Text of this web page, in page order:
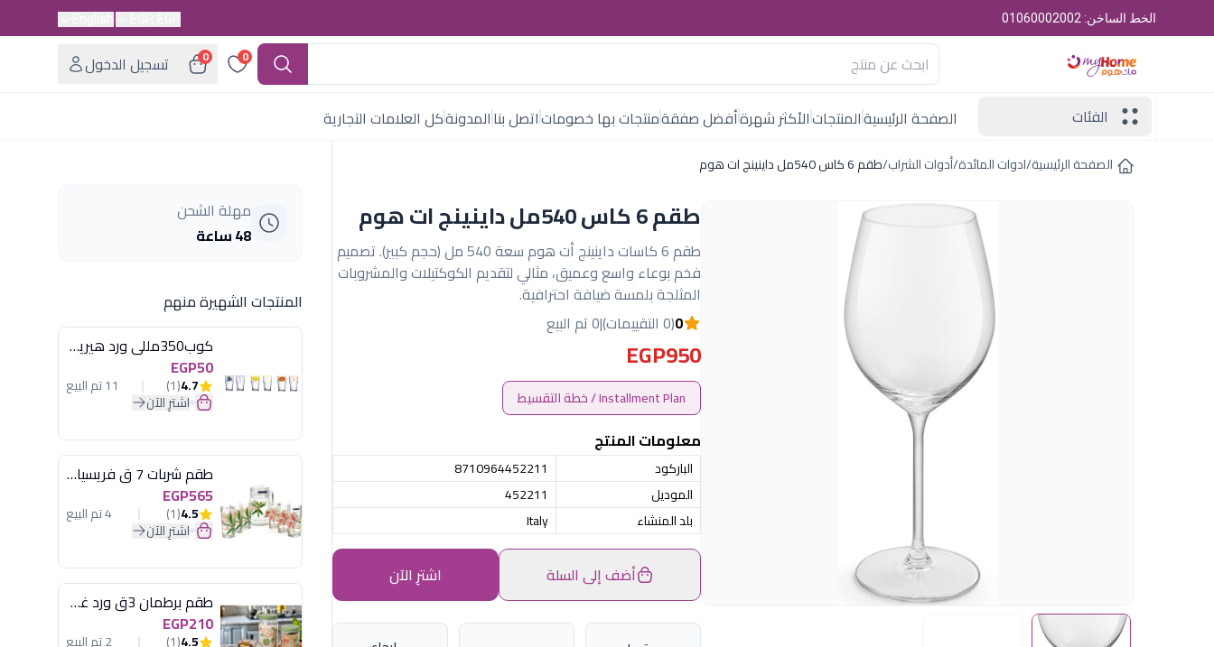
الخط الساخن: 01060002002
0
0
تسجيل الدخول
الفئات
الصفحة الرئيسيةالمنتجاتالأكثر شهرةأفضل صفقةمنتجات بها خصوماتاتصل بناالمدونةكل العلامات التجارية
الصفحة الرئيسية/ادوات المائدة/أدوات الشراب/طقم 6 كاس 540مل داينينج ات هوم
طقم 6 كاس 540مل داينينج ات هوم
طقم 6 كاسات داينينج أت هوم سعة 540 مل (حجم كبير). تصميم
فخم بوعاء واسع وعميق، مثالي لتقديم الكوكتيلات والمشروبات
المثلجة بلمسة ضيافة احترافية.
0(0 التقييمات) |0 تم البيع
EGP950
Installment Plan / خطة التقسيط
معلومات المنتج
الباركود
8710964452211
الموديل
452211
بلد المنشاء
Italy
أضف إلى السلة اشترِ الآن
مهلة الشحن
48 ساعة
المنتجات الشهيرة منهم
كوب350مللى ورد هيريفين
EGP50
4.7
(1) 11 تم البيع
اشترِ الآن
طقم شربات 7 ق فريسيا لومينارك
EGP565
4.5
(1) 4 تم البيع
اشترِ الآن
طقم برطمان 3ق ورد غطاء مينت جرين هيريفين
EGP210
4.5
(1) 2 تم البيع